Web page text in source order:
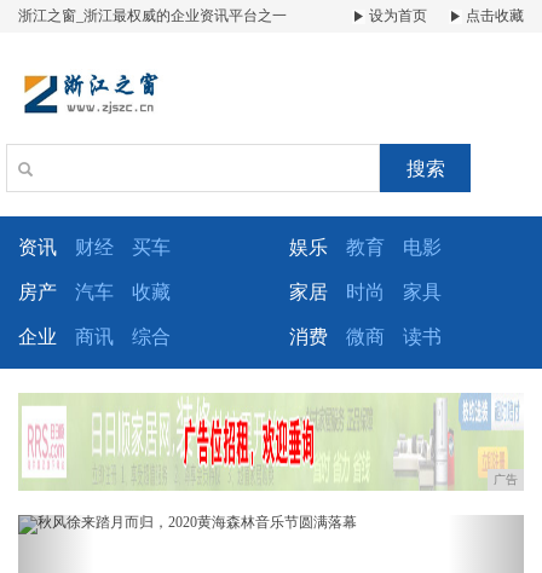
浙江之窗_浙江最权威的企业资讯平台之一 设为首页 点击收藏
搜索
资讯 财经 买车 娱乐 教育 电影
房产 汽车 收藏 家居 时尚 家具
企业 商讯 综合 消费 微商 读书
广告
Previous